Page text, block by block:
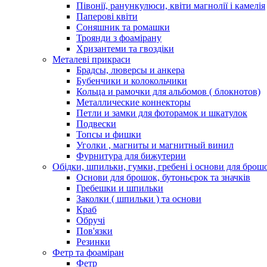
Півонії, ранункулюси, квіти магнолії і камелія
Паперові квіти
Соняшник та ромашки
Троянди з фоамірану
Хризантеми та гвоздіки
Металеві прикраси
Брадсы, люверсы и анкера
Бубенчики и колокольчики
Кольца и рамочки для альбомов ( блокнотов)
Металлические коннекторы
Петли и замки для фоторамок и шкатулок
Подвески
Топсы и фишки
Уголки , магниты и магнитный винил
Фурнитура для бижутерии
Обідки, шпильки, гумки, гребені і основи для
Основи для брошок, бутоньєрок та значків
Гребешки и шпильки
Заколки ( шпильки ) та основи
Краб
Обручі
Пов'язки
Резинки
Фетр та фоаміран
Фетр